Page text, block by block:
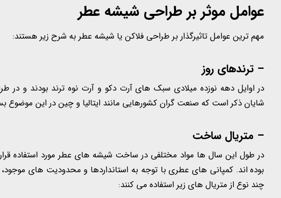
عوامل موثر بر طراحی شیشه عطر
مهم ترین عوامل تاثیرگذار بر طراحی فلاکن یا شیشه عطر به شرح زیر هستند:
– ترندهای روز
در اوایل دهه نوزده میلادی سبک های آرت دکو و آرت نوه ترند بودند و در
شایان ذکر است که صنعت گران کشورهایی مانند ایتالیا و چین در این موضوع
– متریال ساخت
در طول این سال ها مواد مختلفی در ساخت شیشه های عطر مورد استفاده
بوده اند. کمپانی های عطری با توجه به استانداردها و محدودیت های
چند نوع از متریال های زیر استفاده می کنند: